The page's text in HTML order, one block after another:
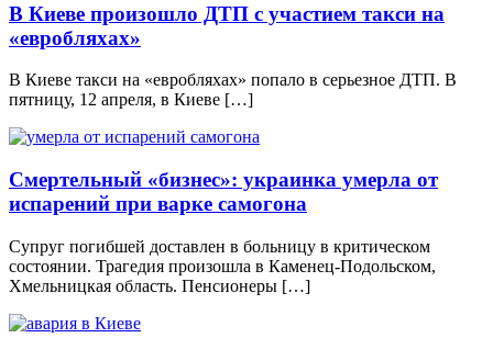
В Киеве произошло ДТП с участием такси на
«евробляхах»
В Киеве такси на «евробляхах» попало в серьезное ДТП. В
пятницу, 12 апреля, в Киеве […]
Смертельный «бизнес»: украинка умерла от
испарений при варке самогона
Супруг погибшей доставлен в больницу в критическом
состоянии. Трагедия произошла в Каменец-Подольском,
Хмельницкая область. Пенсионеры […]